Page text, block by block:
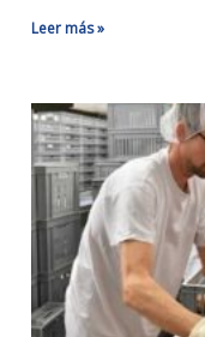
Leer más »